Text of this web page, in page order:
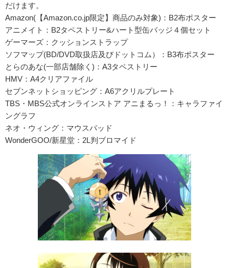
だけます。
Amazon(【Amazon.co.jp限定】商品のみ対象)：B2布ポスター
アニメイト：B2タペストリー&ハート型缶バッジ４個セット
ゲーマーズ：クッションストラップ
ソフマップ(BD/DVD取扱店及びドットコム）：B3布ポスター
とらのあな(一部店舗除く)：A3タペストリー
HMV：A4クリアファイル
セブンネットショッピング：A6アクリルプレート
TBS・MBS公式オンラインストア アニまるっ！：キャラファイ
ングラフ
ネオ・ウィング：マウスパッド
WonderGOO/新星堂：2L判ブロマイド